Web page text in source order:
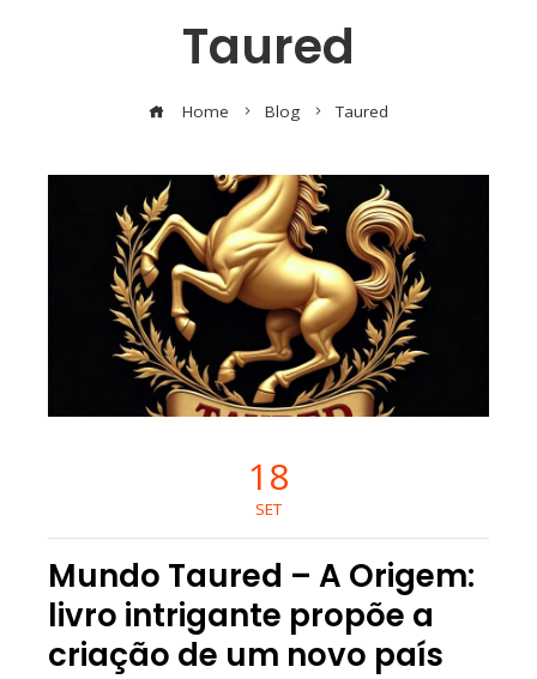
Taured
Home Blog Taured
18
SET
Mundo Taured – A Origem:
livro intrigante propõe a
criação de um novo país